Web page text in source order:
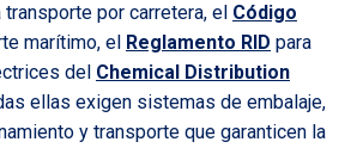
transporte por carretera, el Código
marítimo, el Reglamento RID para
del Chemical Distribution
ellas exigen sistemas de embalaje,
y transporte que garanticen la